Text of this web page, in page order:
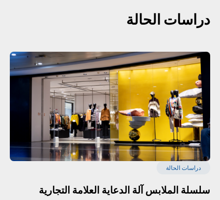
دراسات الحالة
دراسات الحالة
سلسلة الملابس آلة الدعاية العلامة التجارية